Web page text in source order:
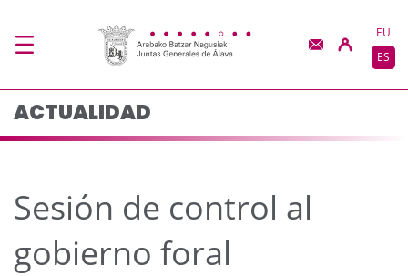
Sesión de control al
EU
ES
ACTUALIDAD
Sesión de control al
gobierno foral